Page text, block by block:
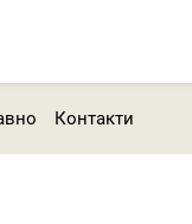
Контакти